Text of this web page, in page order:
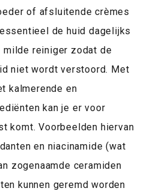
of afsluitende crèmes
de huid dagelijks
milde reiniger zodat de
niet wordt verstoord. Met
kalmerende en
kan je er voor
komt. Voorbeelden hiervan
en niacinamide (wat
zogenaamde ceramiden
kunnen geremd worden